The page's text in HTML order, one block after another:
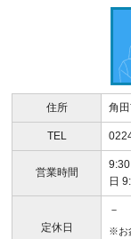
住所 角
TEL
営業時間
日
定休日
－
※お